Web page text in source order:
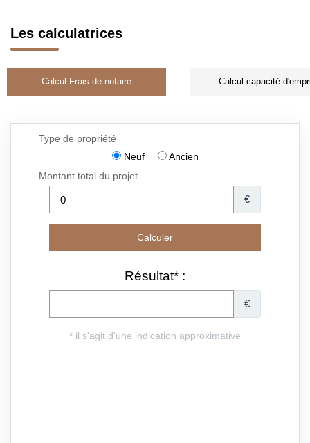
Les calculatrices
Calcul Frais de notaire Calcul capacité